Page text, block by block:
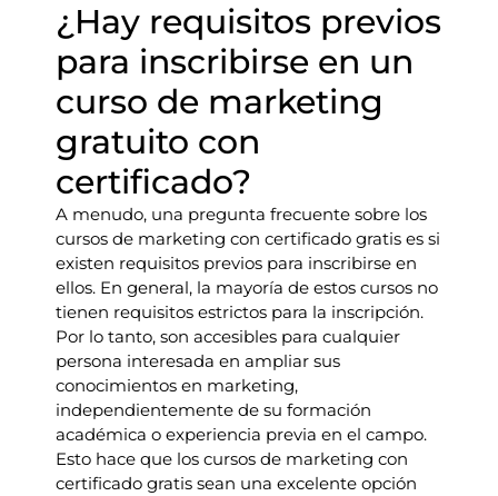
¿Hay requisitos previos
para inscribirse en un
curso de marketing
gratuito con
certificado?
A menudo, una pregunta frecuente sobre los
cursos de marketing con certificado gratis es si
existen requisitos previos para inscribirse en
ellos. En general, la mayoría de estos cursos no
tienen requisitos estrictos para la inscripción.
Por lo tanto, son accesibles para cualquier
persona interesada en ampliar sus
conocimientos en marketing,
independientemente de su formación
académica o experiencia previa en el campo.
Esto hace que los cursos de marketing con
certificado gratis sean una excelente opción